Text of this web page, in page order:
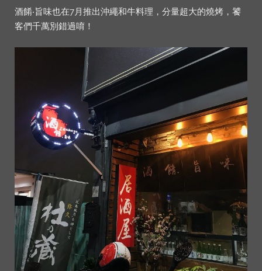
酒餚‧旨味也在7月推出沖繩和牛料理，分量超大的燒烤，饕
客們千萬別錯過唷！